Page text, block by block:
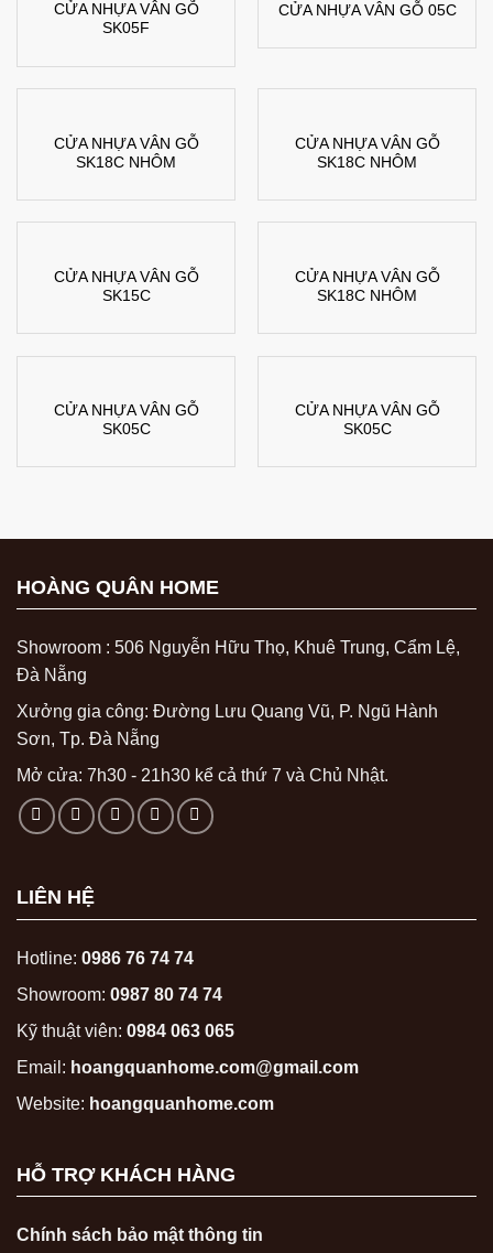
CỬA NHỰA VÂN GỖ
SK05F
CỬA NHỰA VÂN GỖ 05C
CỬA NHỰA VÂN GỖ
SK18C NHÔM
CỬA NHỰA VÂN GỖ
SK18C NHÔM
CỬA NHỰA VÂN GỖ
SK15C
CỬA NHỰA VÂN GỖ
SK18C NHÔM
CỬA NHỰA VÂN GỖ
SK05C
CỬA NHỰA VÂN GỖ
SK05C
HOÀNG QUÂN HOME
Showroom : 506 Nguyễn Hữu Thọ, Khuê Trung, Cẩm Lệ,
Đà Nẵng
Xưởng gia công: Đường Lưu Quang Vũ, P. Ngũ Hành
Sơn, Tp. Đà Nẵng
Mở cửa: 7h30 - 21h30 kể cả thứ 7 và Chủ Nhật.
LIÊN HỆ
Hotline: 0986 76 74 74
Showroom: 0987 80 74 74
Kỹ thuật viên: 0984 063 065
Email: hoangquanhome.com@gmail.com
Website: hoangquanhome.com
HỖ TRỢ KHÁCH HÀNG
Chính sách bảo mật thông tin